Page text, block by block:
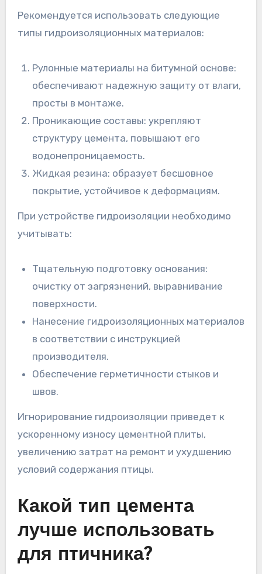
Рекомендуется использовать следующие
типы гидроизоляционных материалов:
Рулонные материалы на битумной основе:
обеспечивают надежную защиту от влаги,
просты в монтаже.
Проникающие составы: укрепляют
структуру цемента, повышают его
водонепроницаемость.
Жидкая резина: образует бесшовное
покрытие, устойчивое к деформациям.
При устройстве гидроизоляции необходимо
учитывать:
Тщательную подготовку основания:
очистку от загрязнений, выравнивание
поверхности.
Нанесение гидроизоляционных материалов
в соответствии с инструкцией
производителя.
Обеспечение герметичности стыков и
швов.
Игнорирование гидроизоляции приведет к
ускоренному износу цементной плиты,
увеличению затрат на ремонт и ухудшению
условий содержания птицы.
Какой тип цемента
лучше использовать
для птичника?